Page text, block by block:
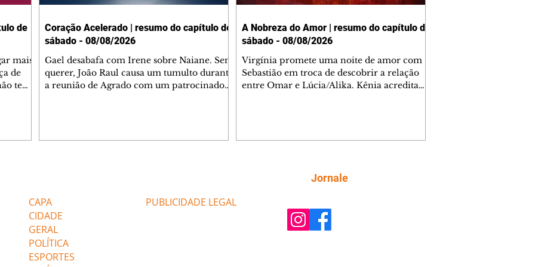
de
mais
de
tem
de
Coração Acelerado | resumo do capítulo de
sábado - 08/08/2026
Gael desabafa com Irene sobre Naiane. Sem
querer, João Raul causa um tumulto durante
a reunião de Agrado com um patrocinador.
termina o relacionamento dos dois.
A Nobreza do Amor | resumo do capítulo de
sábado - 08/08/2026
Virgínia promete uma noite de amor com
Sebastião em troca de descobrir a relação
entre Omar e Lúcia/Alika. Kênia acredita
comentam sobre a possível jazida de
tungstênio na região. Virgínia provoca
CAPA
CIDADE
GERAL
POLÍTICA
ESPORTES
PUBLICIDADE LEGAL
Jornale